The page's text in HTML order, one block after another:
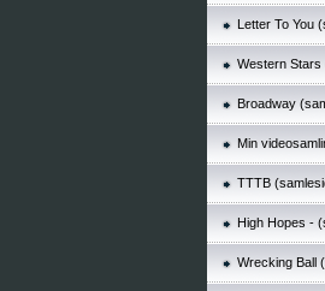
Letter To You
Western Stars
Broadway
Min
TTTB
High Hopes -
Wrecking Ball